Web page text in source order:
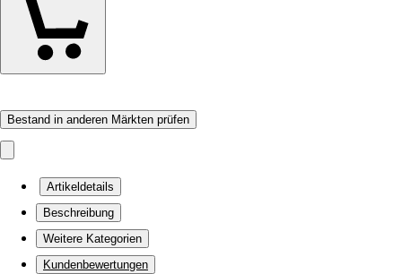
Bestand in anderen Märkten prüfen
Artikeldetails
Beschreibung
Weitere Kategorien
Kundenbewertungen